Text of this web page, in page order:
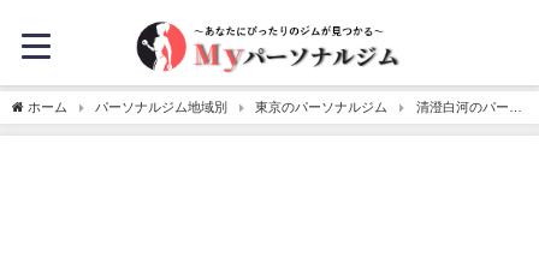
ホーム パーソナルジム地域別 東京のパーソナルジム
清澄白河のパーソ
ナルトレーニングジムおすすめ3選！【料金安い】